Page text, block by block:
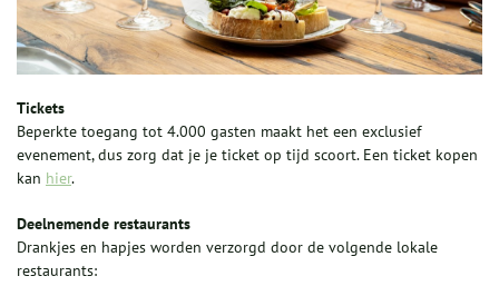
Tickets
Beperkte toegang tot 4.000 gasten maakt het een exclusief
evenement, dus zorg dat je je ticket op tijd scoort. Een ticket kopen
kan hier.
Deelnemende restaurants
Drankjes en hapjes worden verzorgd door de volgende lokale
restaurants: